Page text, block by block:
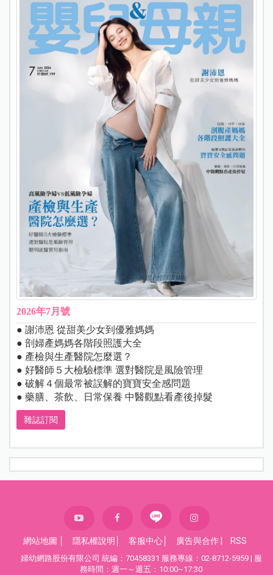
2026年7月號
● 謝沛恩 從甜美少女到優雅媽媽
● 剖婦產媽媽各階段照護大全
● 產檢與生產醫院怎麼選？
● 好醫師５大檢驗標準 選對醫院是風險管理
● 破解４個最常被誤解的寶寶安全感問題
● 藥膳、茶飲、日常保養 中醫觀點看產後掉髮
雜誌訂閱
網站地圖 隱私權說明 客服中心 廣告與合作 RSS
婦幼網路股份有限公司 統編：70458331 服務專線：02-8712-5959 | 服
務時間：週一～週五：10:00~17:30